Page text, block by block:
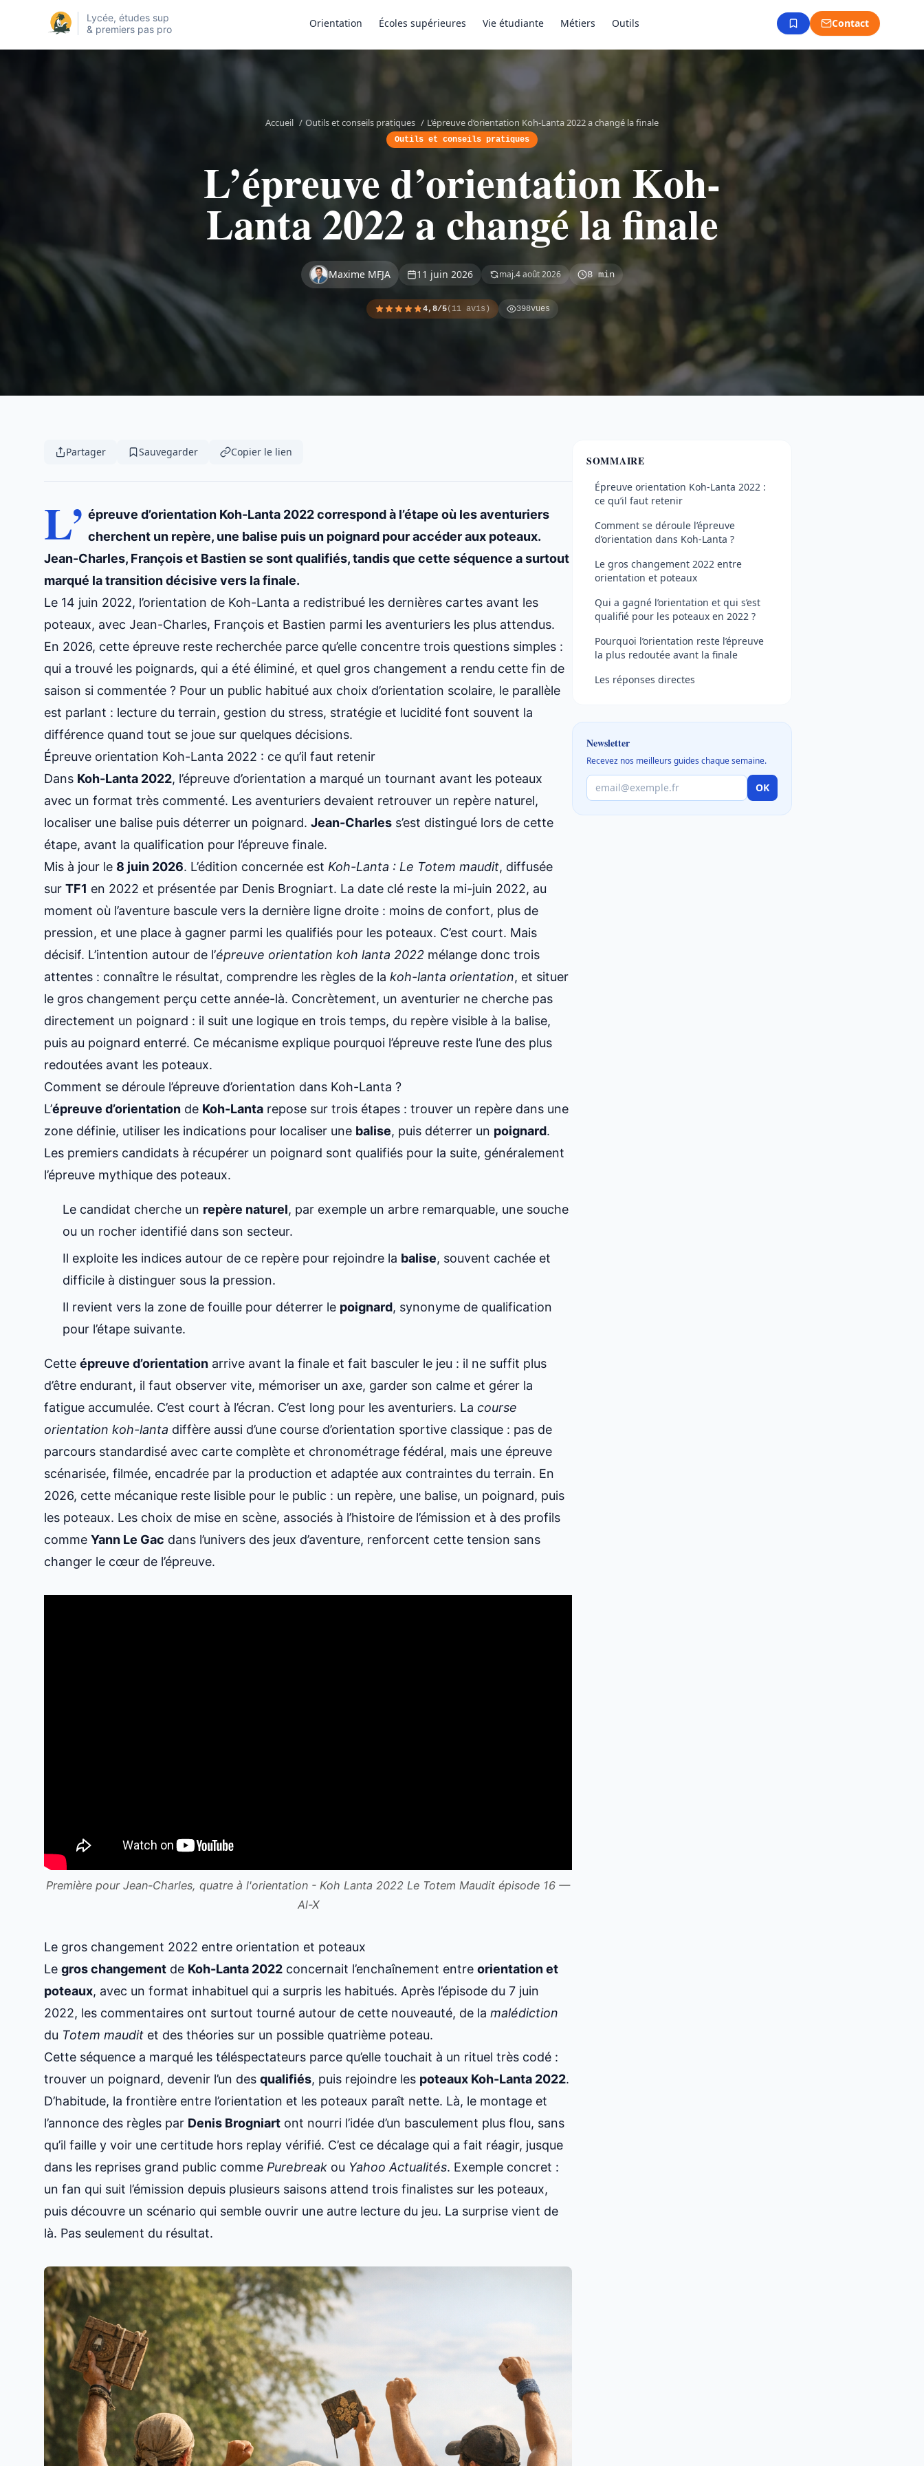
Lycée, études sup
& premiers pas pro
Orientation Écoles supérieures Vie étudiante Métiers Outils Contact
Accueil / Outils et conseils pratiques / L’épreuve d’orientation Koh-Lanta 2022 a changé la finale
Outils et conseils pratiques
L’épreuve d’orientation Koh-
Lanta 2022 a changé la finale
Maxime MFJA 11 juin 2026 maj.4 août 2026 8 min
4,8/5(11 avis) 398vues
Partager Sauvegarder Copier le lien
L’ épreuve d’orientation Koh-Lanta 2022 correspond à l’étape où les aventuriers
cherchent un repère, une balise puis un poignard pour accéder aux poteaux.
Jean-Charles, François et Bastien se sont qualifiés, tandis que cette séquence a surtout
marqué la transition décisive vers la finale.
Le 14 juin 2022, l’orientation de Koh-Lanta a redistribué les dernières cartes avant les
poteaux, avec Jean-Charles, François et Bastien parmi les aventuriers les plus attendus.
En 2026, cette épreuve reste recherchée parce qu’elle concentre trois questions simples :
qui a trouvé les poignards, qui a été éliminé, et quel gros changement a rendu cette fin de
saison si commentée ? Pour un public habitué aux choix d’orientation scolaire, le parallèle
est parlant : lecture du terrain, gestion du stress, stratégie et lucidité font souvent la
différence quand tout se joue sur quelques décisions.
Épreuve orientation Koh-Lanta 2022 : ce qu’il faut retenir
Dans Koh-Lanta 2022, l’épreuve d’orientation a marqué un tournant avant les poteaux
avec un format très commenté. Les aventuriers devaient retrouver un repère naturel,
localiser une balise puis déterrer un poignard. Jean-Charles s’est distingué lors de cette
étape, avant la qualification pour l’épreuve finale.
Mis à jour le 8 juin 2026. L’édition concernée est Koh-Lanta : Le Totem maudit, diffusée
sur TF1 en 2022 et présentée par Denis Brogniart. La date clé reste la mi-juin 2022, au
moment où l’aventure bascule vers la dernière ligne droite : moins de confort, plus de
pression, et une place à gagner parmi les qualifiés pour les poteaux. C’est court. Mais
décisif. L’intention autour de l’épreuve orientation koh lanta 2022 mélange donc trois
attentes : connaître le résultat, comprendre les règles de la koh-lanta orientation, et situer
le gros changement perçu cette année-là. Concrètement, un aventurier ne cherche pas
directement un poignard : il suit une logique en trois temps, du repère visible à la balise,
puis au poignard enterré. Ce mécanisme explique pourquoi l’épreuve reste l’une des plus
redoutées avant les poteaux.
Comment se déroule l’épreuve d’orientation dans Koh-Lanta ?
L’épreuve d’orientation de Koh-Lanta repose sur trois étapes : trouver un repère dans une
zone définie, utiliser les indications pour localiser une balise, puis déterrer un poignard.
Les premiers candidats à récupérer un poignard sont qualifiés pour la suite, généralement
l’épreuve mythique des poteaux.
Le candidat cherche un repère naturel, par exemple un arbre remarquable, une souche
ou un rocher identifié dans son secteur.
Il exploite les indices autour de ce repère pour rejoindre la balise, souvent cachée et
difficile à distinguer sous la pression.
Il revient vers la zone de fouille pour déterrer le poignard, synonyme de qualification
pour l’étape suivante.
Cette épreuve d’orientation arrive avant la finale et fait basculer le jeu : il ne suffit plus
d’être endurant, il faut observer vite, mémoriser un axe, garder son calme et gérer la
fatigue accumulée. C’est court à l’écran. C’est long pour les aventuriers. La course
orientation koh-lanta diffère aussi d’une course d’orientation sportive classique : pas de
parcours standardisé avec carte complète et chronométrage fédéral, mais une épreuve
scénarisée, filmée, encadrée par la production et adaptée aux contraintes du terrain. En
2026, cette mécanique reste lisible pour le public : un repère, une balise, un poignard, puis
les poteaux. Les choix de mise en scène, associés à l’histoire de l’émission et à des profils
comme Yann Le Gac dans l’univers des jeux d’aventure, renforcent cette tension sans
changer le cœur de l’épreuve.
Première pour Jean-Charles, quatre à l'orientation - Koh Lanta 2022 Le Totem Maudit épisode 16 —
Al-X
Le gros changement 2022 entre orientation et poteaux
Le gros changement de Koh-Lanta 2022 concernait l’enchaînement entre orientation et
poteaux, avec un format inhabituel qui a surpris les habitués. Après l’épisode du 7 juin
2022, les commentaires ont surtout tourné autour de cette nouveauté, de la malédiction
du Totem maudit et des théories sur un possible quatrième poteau.
Cette séquence a marqué les téléspectateurs parce qu’elle touchait à un rituel très codé :
trouver un poignard, devenir l’un des qualifiés, puis rejoindre les poteaux Koh-Lanta 2022.
D’habitude, la frontière entre l’orientation et les poteaux paraît nette. Là, le montage et
l’annonce des règles par Denis Brogniart ont nourri l’idée d’un basculement plus flou, sans
qu’il faille y voir une certitude hors replay vérifié. C’est ce décalage qui a fait réagir, jusque
dans les reprises grand public comme Purebreak ou Yahoo Actualités. Exemple concret :
un fan qui suit l’émission depuis plusieurs saisons attend trois finalistes sur les poteaux,
puis découvre un scénario qui semble ouvrir une autre lecture du jeu. La surprise vient de
là. Pas seulement du résultat.
SOMMAIRE
Épreuve orientation Koh-Lanta 2022 :
ce qu’il faut retenir
Comment se déroule l’épreuve
d’orientation dans Koh-Lanta ?
Le gros changement 2022 entre
orientation et poteaux
Qui a gagné l’orientation et qui s’est
qualifié pour les poteaux en 2022 ?
Pourquoi l’orientation reste l’épreuve
la plus redoutée avant la finale
Les réponses directes
Newsletter
Recevez nos meilleurs guides chaque semaine.
OK